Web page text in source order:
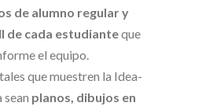
de alumno regular y
de cada estudianteque
el equipo.
que muestren la Idea-
sean planos, dibujos en